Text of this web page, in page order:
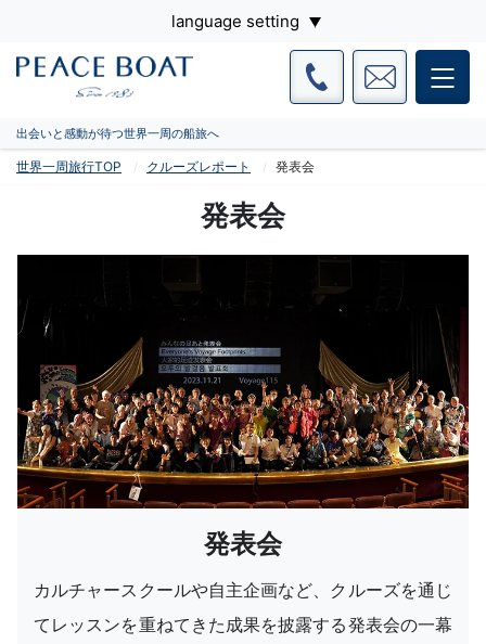
language setting
出会いと感動が待つ世界一周の船旅へ
世界一周旅行TOP クルーズレポート 発表会
発表会
発表会
カルチャースクールや自主企画など、クルーズを通じ
てレッスンを重ねてきた成果を披露する発表会の一幕